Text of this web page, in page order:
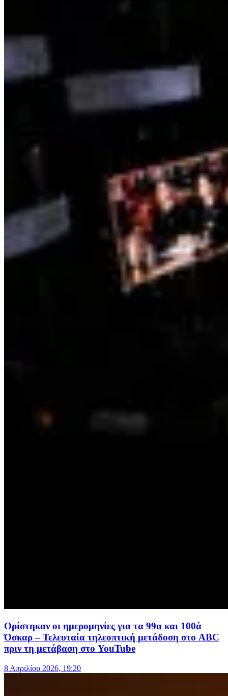
Ορίστηκαν οι ημερομηνίες για τα 99α και 100ά
Όσκαρ – Τελευταία τηλεοπτική μετάδοση στο ABC
πριν τη μετάβαση στο YouTube
8 Απριλίου 2026, 19:20